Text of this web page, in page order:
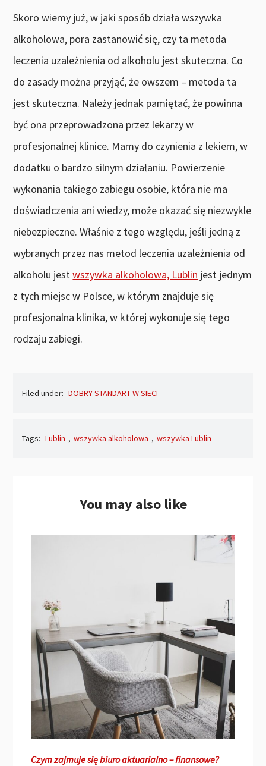
Skoro wiemy już, w jaki sposób działa wszywka
alkoholowa, pora zastanowić się, czy ta metoda
leczenia uzależnienia od alkoholu jest skuteczna. Co
do zasady można przyjąć, że owszem – metoda ta
jest skuteczna. Należy jednak pamiętać, że powinna
być ona przeprowadzona przez lekarzy w
profesjonalnej klinice. Mamy do czynienia z lekiem, w
dodatku o bardzo silnym działaniu. Powierzenie
wykonania takiego zabiegu osobie, która nie ma
doświadczenia ani wiedzy, może okazać się niezwykle
niebezpieczne. Właśnie z tego względu, jeśli jedną z
wybranych przez nas metod leczenia uzależnienia od
alkoholu jestwszywka alkoholowa, Lublin jest jednym
z tych miejsc w Polsce, w którym znajduje się
profesjonalna klinika, w której wykonuje się tego
rodzaju zabiegi.
Filed under: DOBRY STANDART W SIECI
Tags: Lublin , wszywka alkoholowa , wszywka Lublin
You may also like
Czym zajmuje się biuro aktuarialno – finansowe?